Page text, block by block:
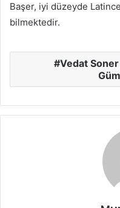
Başer, iyi düzeyde
bilmektedir.
Vedat